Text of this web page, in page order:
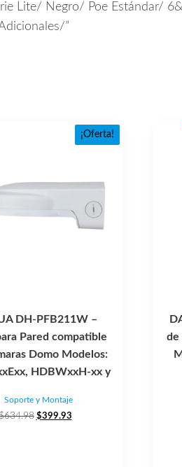
Lite/ Negro/ Poe Estándar/
”
¡Oferta!
DH-PFB211W –
Pared compatible
Domo Modelos:
HDBWxxH-xx y
Soporte y Montaje
634.98 El
$399.93El
de